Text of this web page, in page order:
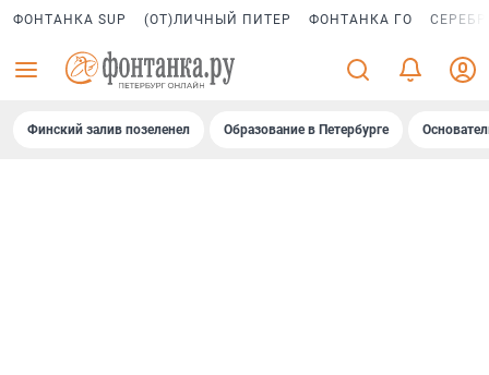
ФОНТАНКА SUP (ОТ)ЛИЧНЫЙ ПИТЕР ФОНТАНКА ГО
Финский залив позеленел Образование в Петербурге